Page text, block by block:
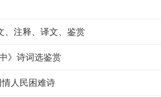
、注释、译文、鉴赏
》诗词选鉴赏
人民困难诗